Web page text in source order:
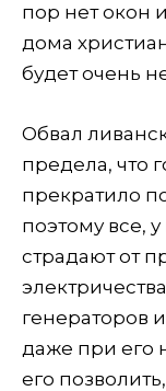
пор нет окон
дома
будет очень
Обвал
предела, что
прекратило
поэтому все,
страдают от
генераторов
даже при его
его